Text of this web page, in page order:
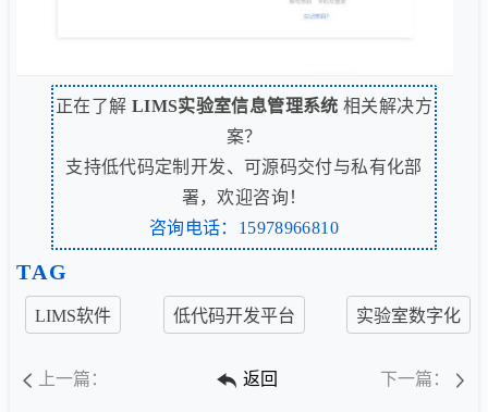
正在了解 LIMS实验室信息管理系统 相关解决方
案？
支持低代码定制开发、可源码交付与私有化部
署，欢迎咨询！
咨询电话：15978966810
TAG
LIMS软件 低代码开发平台 实验室数字化
上一篇： 返回 下一篇：